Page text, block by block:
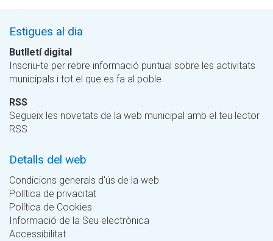
Estigues al dia
Butlletí digital
Inscriu-te per rebre informació puntual sobre les activitats
municipals i tot el que es fa al poble
RSS
Segueix les novetats de la web municipal amb el teu lector
RSS
Detalls del web
Condicions generals d'ús de la web
Política de privacitat
Política de Cookies
Informació de la Seu electrònica
Accessibilitat